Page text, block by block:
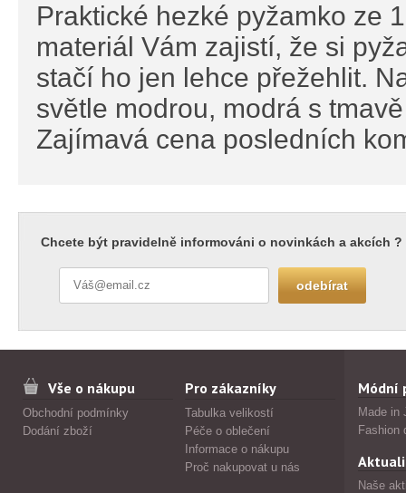
Praktické hezké pyžamko ze
materiál Vám zajistí, že si
stačí ho jen lehce přežehlit.
světle modrou, modrá s
Zajímavá cena posledních
Chcete být pravidelně informováni o novinkách a akcích ?
Vše o nákupu
Obchodní podmínky
Dodání zboží
Pro zákazníky
Tabulka velikostí
Péče o oblečení
Informace o nákupu
Proč nakupovat u nás
Módní
Made in
Fashion
Naše